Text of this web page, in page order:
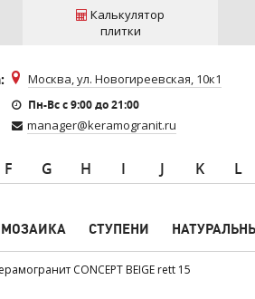
Калькулятор
плитки
Москва, ул. Новогиреевская, 10к1
Пн-Вс c 9:00 до 21:00
manager@keramogranit.ru
F G H I J K L
МОЗАИКА СТУПЕНИ
CONCEPT BEIGE rett 15